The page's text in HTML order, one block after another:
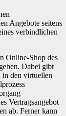
Angebote seitens
verbindlichen
Online-Shop des
Dabei gibt
in den virtuellen
Vertragsangebot
ab. Ferner kann